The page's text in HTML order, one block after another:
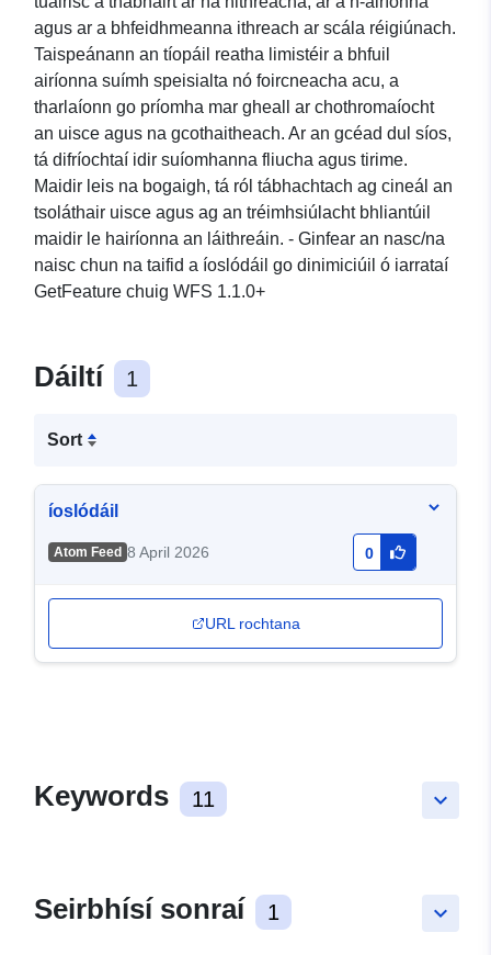
agus ar a bhfeidhmeanna ithreach ar scála réigiúnach.
Taispeánann an tíopáil reatha limistéir a bhfuil
airíonna suímh speisialta nó foircneacha acu, a
tharlaíonn go príomha mar gheall ar chothromaíocht
an uisce agus na gcothaitheach. Ar an gcéad dul síos,
tá difríochtaí idir suíomhanna fliucha agus tirime.
Maidir leis na bogaigh, tá ról tábhachtach ag cineál an
tsoláthair uisce agus ag an tréimhsiúlacht bhliantúil
maidir le hairíonna an láithreáin. - Ginfear an nasc/na
naisc chun na taifid a íoslódáil go dinimiciúil ó iarrataí
GetFeature chuig WFS 1.1.0+
Dáiltí 1
Sort
íoslódáil
Atom Feed 8 April 2026 0
URL rochtana
keyboard_arrow_down
Keywords 11
keyboard_arrow_down
Seirbhísí sonraí 1